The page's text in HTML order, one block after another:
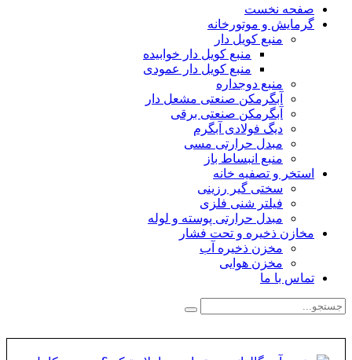
صفحه نخست
گرمایش و موتورخانه
منبع کویل دار
منبع کویل دار خوابیده
منبع کویل دار عمودی
منبع دوجداره
آبگرمکن صنعتی مشعل دار
آبگرمکن صنعتی برقی
دیگ فولادی آبگرم
مبدل حرارتی مسی
منبع انبساط باز
استخر و تصفیه خانه
سختی گیر رزینی
فیلتر شنی فلزی
مبدل حرارتی پوسته و لوله
مخازن ذخیره و تحت فشار
مخزن ذخیره آب
مخزن هوایی
تماس با ما